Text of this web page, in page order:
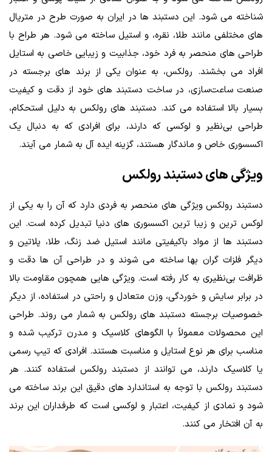
شناخته می‌ شود. این دستبند ها در ایران به صورت طرح در متریال
های مختلفی مانند طلا، نقره، و استیل ساخته می شود. هر طراح با
طراحی‌ های منحصر به فرد خود، جذابیت و زیبایی خاصی به استایل
افراد می ‌بخشند. رولکس، به عنوان یکی از برند های برجسته در
صنعت ساعت‌سازی، در ساخت دستبند های خود از دقت و کیفیت
بسیار بالا استفاده می ‌کند. دستبند های رولکس به دلیل استحکام،
طراحی بی‌نظیر و لوکسی که دارند، برای افرادی که به دنبال یک
اکسسوری خاص و ماندگار هستند، گزینه‌ ایده ‌آل به شمار می ‌آیند.
ویژگی های دستبند رولکس
دستبند رولکس ویژگی‌ های منحصر به فردی دارد که آن را به یکی از
لوکس ‌ترین و زیبا ترین اکسسوری ‌های دنیا تبدیل کرده است. این
دستبند ها از مواد باکیفیتی مانند استیل ضد زنگ، طلا، پلاتین و
دیگر فلزات گران بها ساخته می ‌شوند و در طراحی آن ‌ها دقت و
ظرافت بی‌نظیری به کار رفته است. ویژگی ‌هایی همچون مقاومت بالا
در برابر سایش و خوردگی، وزن متعادل و راحتی در استفاده، از دیگر
خصوصیات برجسته دستبند های رولکس به شمار می‌ روند. طراحی‌
این محصولات معمولاً با الگوهای کلاسیک و مدرن ترکیب شده و
مناسب برای هر نوع استایل و مناسبت هستند. افرادی که تیپ رسمی
یا کلاسیک دارند، می توانند از دستبند رولکس استفاده کنند. هر
دستبند رولکس با توجه به استاندارد های دقیق این برند ساخته می
‌شود و نمادی از کیفیت، اعتبار و لوکسی است که طرفداران این برند
به آن افتخار می ‌کنند.